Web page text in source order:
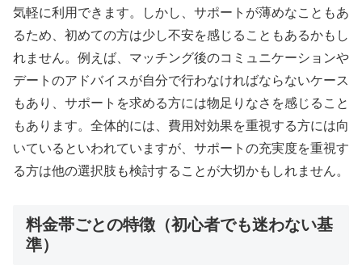
気軽に利用できます。しかし、サポートが薄めなこともあ
るため、初めての方は少し不安を感じることもあるかもし
れません。例えば、マッチング後のコミュニケーションや
デートのアドバイスが自分で行わなければならないケース
もあり、サポートを求める方には物足りなさを感じること
もあります。全体的には、費用対効果を重視する方には向
いているといわれていますが、サポートの充実度を重視す
る方は他の選択肢も検討することが大切かもしれません。
料金帯ごとの特徴（初心者でも迷わない基
準）